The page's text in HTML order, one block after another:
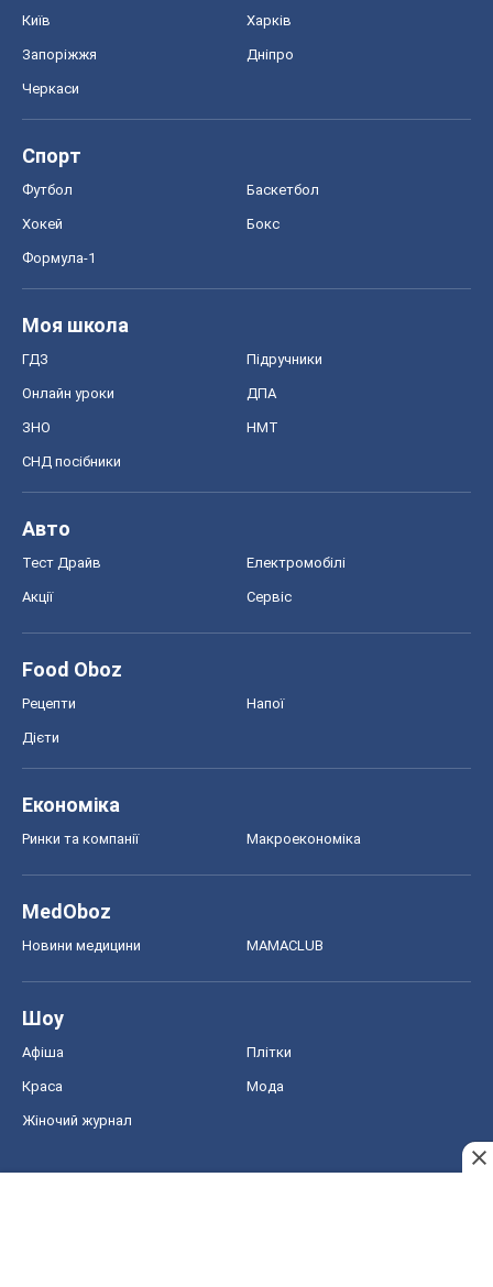
Київ Харків
Запоріжжя Дніпро
Черкаси
Спорт
Футбол Баскетбол
Хокей Бокс
Формула-1
Моя школа
ГДЗ Підручники
Онлайн уроки ДПА
ЗНО НМТ
СНД посібники
Авто
Тест Драйв Електромобілі
Акції Сервіс
Food Oboz
Рецепти Напої
Дієти
Економіка
Ринки та компанії Макроекономіка
MedOboz
Новини медицини MAMACLUB
Шоу
Афіша Плітки
Краса Мода
Жіночий журнал